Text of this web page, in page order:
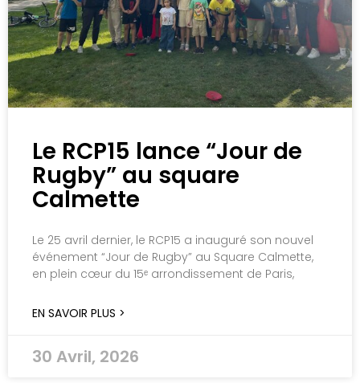
Le RCP15 lance “Jour de
Rugby” au square
Calmette
Le 25 avril dernier, le RCP15 a inauguré son nouvel
événement “Jour de Rugby” au Square Calmette,
en plein cœur du 15ᵉ arrondissement de Paris,
EN SAVOIR PLUS >
30 Avril, 2026